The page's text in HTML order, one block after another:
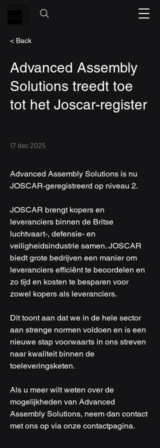
< Back
Advanced Assembly
Solutions treedt toe
tot het Joscar-register
17 dec 2025
Advanced Assembly Solutions is nu
JOSCAR-geregistreerd op niveau 2.
JOSCAR brengt kopers en
leveranciers binnen de Britse
luchtvaart-, defensie- en
veiligheidsindustrie samen. JOSCAR
biedt grote bedrijven een manier om
leveranciers efficiënt te beoordelen en
zo tijd en kosten te besparen voor
zowel kopers als leveranciers.
Dit toont aan dat we in de hele sector
aan strenge normen voldoen en is een
nieuwe stap voorwaarts in ons streven
naar kwaliteit binnen de
toeleveringsketen.
Als u meer wilt weten over de
mogelijkheden van Advanced
Assembly Solutions, neem dan contact
met ons op via onze contactpagina.